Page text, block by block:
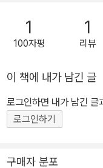
계적으로 사랑받고 무
한 공감이나 시대적 배
품이 200년이 지나도 전
작의 기준은 바로 ‘보편
진 바로 그 작품! 이제 더
으며 210년 전에 창조된
롤링 “이 작품은 너무 가볍고 밝고 반짝거려서 그늘이 필요하다.”_ 제
1
100자평
1
리뷰
이 책에 내가 남긴 글
로그인하면 내가 남긴 글
로그인하기
구매자 분포